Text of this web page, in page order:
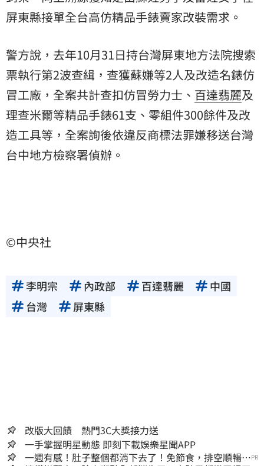
屏東縣接單全台高仿精品手錶賣家改裝需求。
警方說，去年10月31日持台灣屏東地方法院搜索
票執行第2波查緝，查獲蘇嫌等2人及改造名錶仿
冒工廠，全案共計查扣仿冒勞力士、 百達翡麗及
理查米爾等精品手錶61支、零組件300餘件及改
造工具等，全案詢後依違反商標法罪嫌移送台灣
台中地方檢察署偵辦。
©中央社
李明宗 內政部 百達翡麗
中國
台灣
屏東縣
改版大回饋 熱門3C大獎接力送
一手掌握明星動態 即刻下載娛樂星聞APP
一週有感！肚子整個都消下去了！免節食，排空順暢就PR